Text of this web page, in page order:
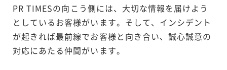
PR TIMESの向こう側には、大切な情報を届けよう
としているお客様がいます。そして、インシデント
が起きれば最前線でお客様と向き合い、誠心誠意の
対応にあたる仲間がいます。